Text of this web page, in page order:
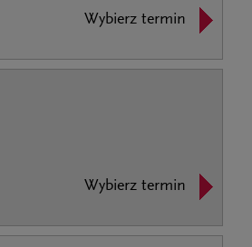
Wybierz termin
Wybierz termin